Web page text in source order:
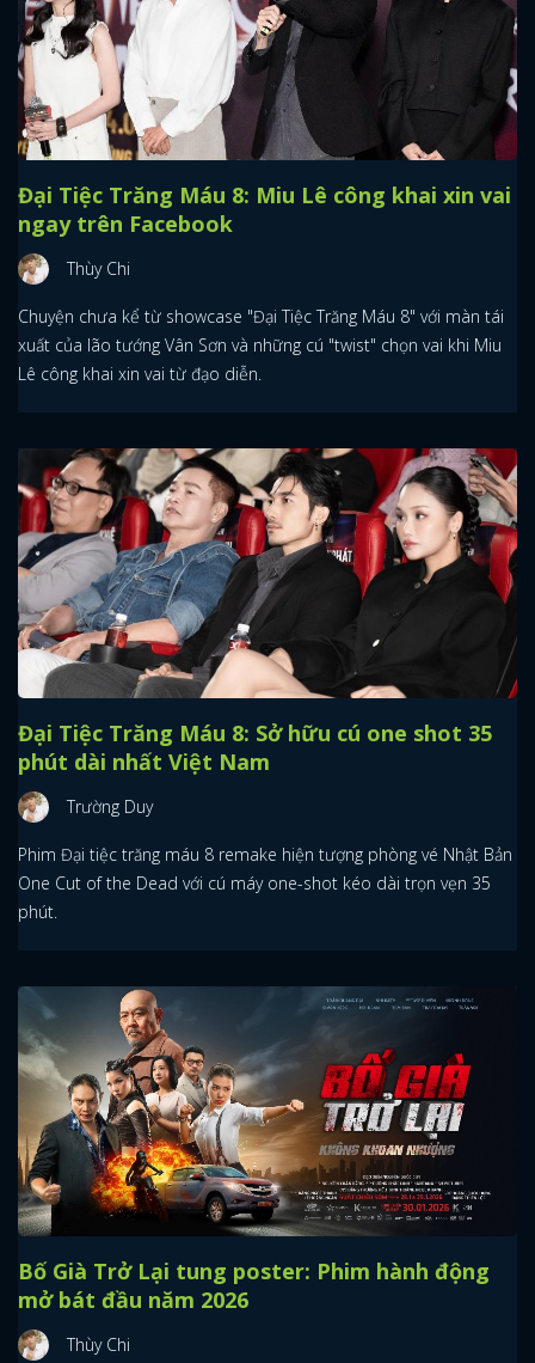
Đại Tiệc Trăng Máu 8: Miu Lê công khai xin vai
ngay trên Facebook
Thùy Chi
Chuyện chưa kể từ showcase "Đại Tiệc Trăng Máu 8" với màn tái
xuất của lão tướng Vân Sơn và những cú "twist" chọn vai khi Miu
Lê công khai xin vai từ đạo diễn.
Đại Tiệc Trăng Máu 8: Sở hữu cú one shot 35
phút dài nhất Việt Nam
Trường Duy
Phim Đại tiệc trăng máu 8 remake hiện tượng phòng vé Nhật Bản
One Cut of the Dead với cú máy one-shot kéo dài trọn vẹn 35
phút.
Bố Già Trở Lại tung poster: Phim hành động
mở bát đầu năm 2026
Thùy Chi